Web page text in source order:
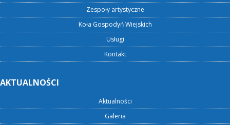
Zespoły artystyczne
Koła Gospodyń Wiejskich
Usługi
Kontakt
AKTUALNOŚCI
Aktualności
Galeria